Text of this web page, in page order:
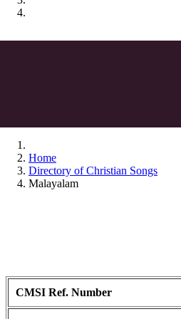
Home
Directory of Christian Songs
Malayalam
CMSI Ref. Number